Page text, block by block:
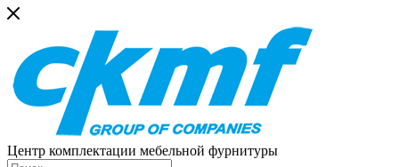
Центр комплектации мебельной фурнитуры